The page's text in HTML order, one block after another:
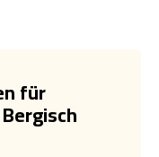
für